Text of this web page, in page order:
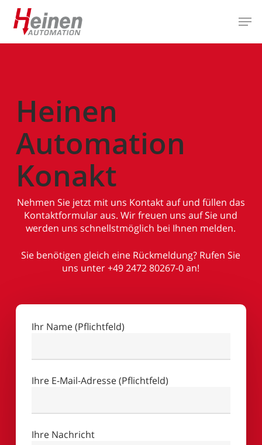
Skip
main
content
Heinen
Automation
Konakt
Nehmen Sie jetzt mit uns Kontakt auf und füllen das
Kontaktformular aus. Wir freuen uns auf Sie und
werden uns schnellstmöglich bei Ihnen melden.
Sie benötigen gleich eine Rückmeldung? Rufen Sie
uns unter +49 2472 80267-0 an!
Ihr Name (Pflichtfeld)
Ihre E-Mail-Adresse (Pflichtfeld)
Ihre Nachricht